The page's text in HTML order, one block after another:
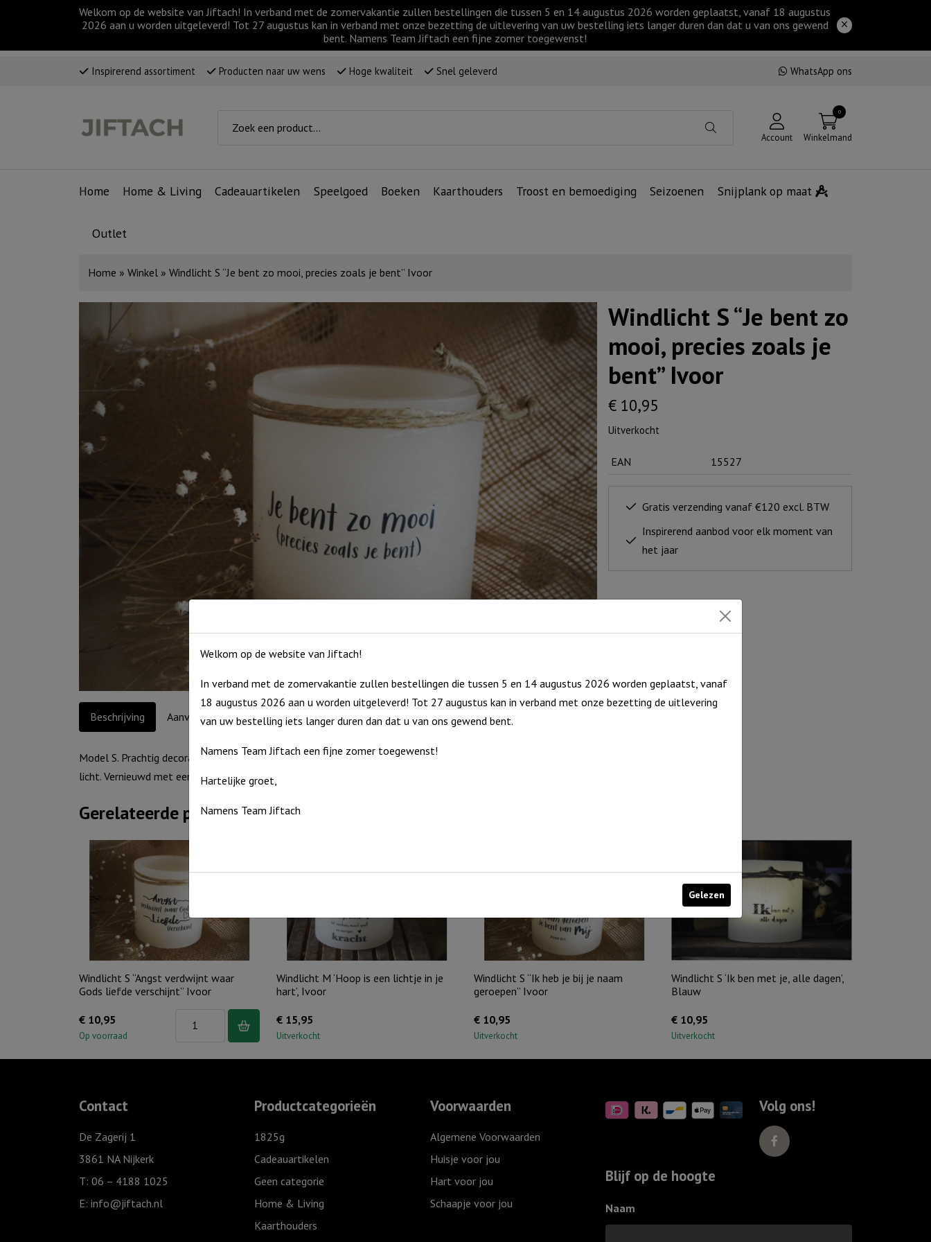
Welkom op de website van Jiftach! In verband met de zomervakantie zullen bestellingen die tussen 5 en 14 augustus 2026 worden geplaatst, vanaf 18 augustus
2026 aan u worden uitgeleverd! Tot 27 augustus kan in verband met onze bezetting de uitlevering van uw bestelling iets langer duren dan dat u van ons gewend
bent. Namens Team Jiftach een fijne zomer toegewenst!
Inspirerend assortiment Producten naar uw wens Hoge kwaliteit Snel geleverd WhatsApp ons
Account
0
Winkelmand
Home Home & Living Cadeauartikelen Speelgoed Boeken Kaarthouders Troost en bemoediging Seizoenen Snijplank op maat
Outlet
Home » Winkel » Windlicht S “Je bent zo mooi, precies zoals je bent” Ivoor
Windlicht S “Je bent zo
mooi, precies zoals je
bent” Ivoor
€10,95
Uitverkocht
EAN 15527
Gratis verzending vanaf €120 excl. BTW
Inspirerend aanbod voor elk moment van
het jaar
Beschrijving Aanvullende informatie
Model S. Prachtig decoratief (herbruikbaar) windlicht. Met dit windlicht kunt u urenlang genieten van sfeer en
licht. Vernieuwd met een nieuw design. Grind en theelichtje worden bijgeleverd.
Gerelateerde producten
Windlicht S “Angst verdwijnt waar
Gods liefde verschijnt” Ivoor
€ 10,95
Op voorraad
Windlicht M ‘Hoop is een lichtje in je
hart’, Ivoor
€ 15,95
Uitverkocht
Windlicht S “Ik heb je bij je naam
geroepen” Ivoor
€ 10,95
Uitverkocht
Windlicht S ‘Ik ben met je, alle dagen’,
Blauw
€ 10,95
Uitverkocht
Contact
De Zagerij 1
3861 NA Nijkerk
T: 06 – 4188 1025
E: info@jiftach.nl
Productcategorieën
1825g
Cadeauartikelen
Geen categorie
Home & Living
Kaarthouders
Voorwaarden
Algemene Voorwaarden
Huisje voor jou
Hart voor jou
Schaapje voor jou
Volg ons!
Blijf op de hoogte
Naam
Welkom op de website van Jiftach!
In verband met de zomervakantie zullen bestellingen die tussen 5 en 14 augustus 2026 worden geplaatst, vanaf
18 augustus 2026 aan u worden uitgeleverd! Tot 27 augustus kan in verband met onze bezetting de uitlevering
van uw bestelling iets langer duren dan dat u van ons gewend bent.
Namens Team Jiftach een fijne zomer toegewenst!
Hartelijke groet,
Namens Team Jiftach
Gelezen